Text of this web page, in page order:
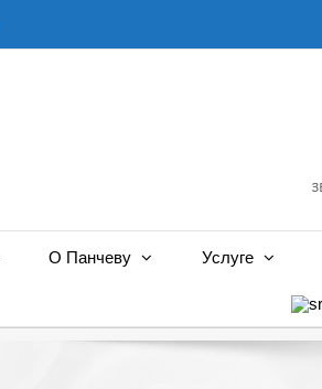
О Панчеву Услуге